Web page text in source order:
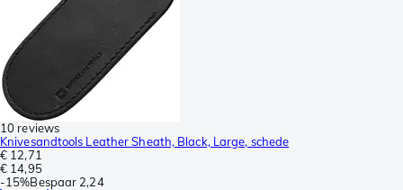
10 reviews
Knivesandtools Leather Sheath, Black, Large, schede
€ 12,71
€ 14,95
-15%Bespaar 2,24